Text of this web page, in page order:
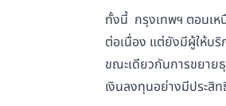
ทั้งนี้ กรุงเทพฯ ตอนเ
ต่อเนื่อง แต่ยังมีผู้ให้บริ
ขณะเดียวกันการขยาย
เงินลงทุนอย่างมีประสิ